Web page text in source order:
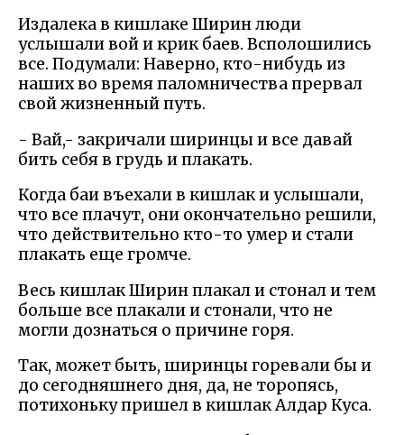
Издалека в кишлаке Ширин люди
услышали вой и крик баев. Всполошились
все. Подумали: Наверно, кто-нибудь из
наших во время паломничества прервал
свой жизненный путь.
- Вай,- закричали ширинцы и все давай
бить себя в грудь и плакать.
Когда баи въехали в кишлак и услышали,
что все плачут, они окончательно решили,
что действительно кто-то умер и стали
плакать еще громче.
Весь кишлак Ширин плакал и стонал и тем
больше все плакали и стонали, что не
могли дознаться о причине горя.
Так, может быть, ширинцы горевали бы и
до сегодняшнего дня, да, не торопясь,
потихоньку пришел в кишлак Алдар Куса.